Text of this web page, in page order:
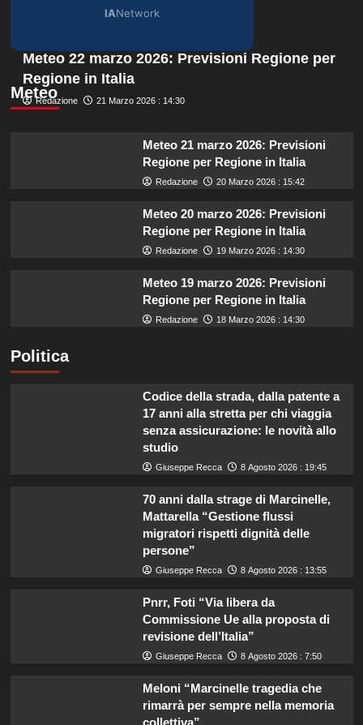
IANetwork
Meteo
Meteo 22 marzo 2026: Previsioni Regione per
Regione in Italia
Redazione 21 Marzo 2026 : 14:30
Meteo 21 marzo 2026: Previsioni
Regione per Regione in Italia
Redazione 20 Marzo 2026 : 15:42
Meteo 20 marzo 2026: Previsioni
Regione per Regione in Italia
Redazione 19 Marzo 2026 : 14:30
Meteo 19 marzo 2026: Previsioni
Regione per Regione in Italia
Redazione 18 Marzo 2026 : 14:30
Politica
Codice della strada, dalla patente a
17 anni alla stretta per chi viaggia
senza assicurazione: le novità allo
studio
Giuseppe Recca 8 Agosto 2026 : 19:45
70 anni dalla strage di Marcinelle,
Mattarella “Gestione flussi
migratori rispetti dignità delle
persone”
Giuseppe Recca 8 Agosto 2026 : 13:55
Pnrr, Foti “Via libera da
Commissione Ue alla proposta di
revisione dell’Italia”
Giuseppe Recca 8 Agosto 2026 : 7:50
Meloni “Marcinelle tragedia che
rimarrà per sempre nella memoria
collettiva”